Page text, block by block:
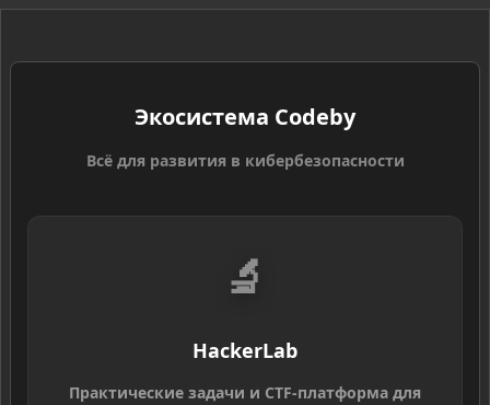
Экосистема Codeby
Всё для развития в кибербезопасности
🔬
HackerLab
Практические задачи и CTF-платформа для